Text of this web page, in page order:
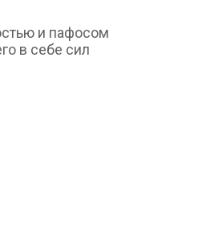
и пафосом
в себе сил